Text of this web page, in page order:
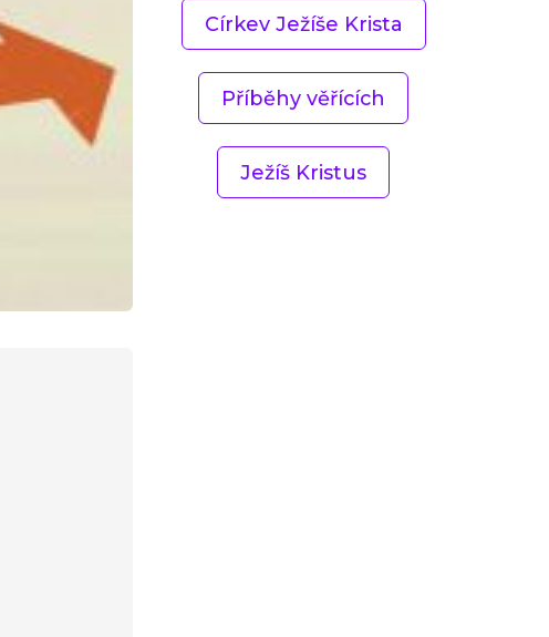
Církev Ježíše Krista
Příběhy věřících
Ježíš Kristus